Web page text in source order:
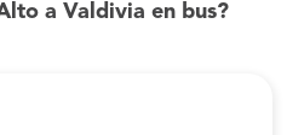
a Valdivia en bus?